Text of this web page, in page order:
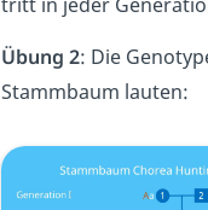
Übung 2: Die
Stammbaum lauten: